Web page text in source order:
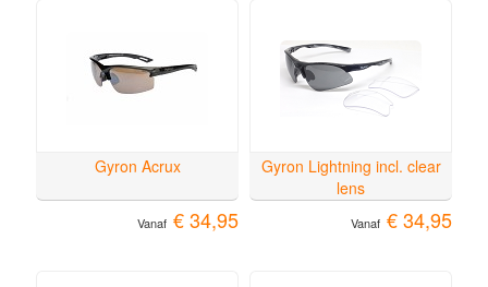
Gyron Acrux
Vanaf € 34,95
Gyron Lightning incl. clear
lens
Vanaf € 34,95